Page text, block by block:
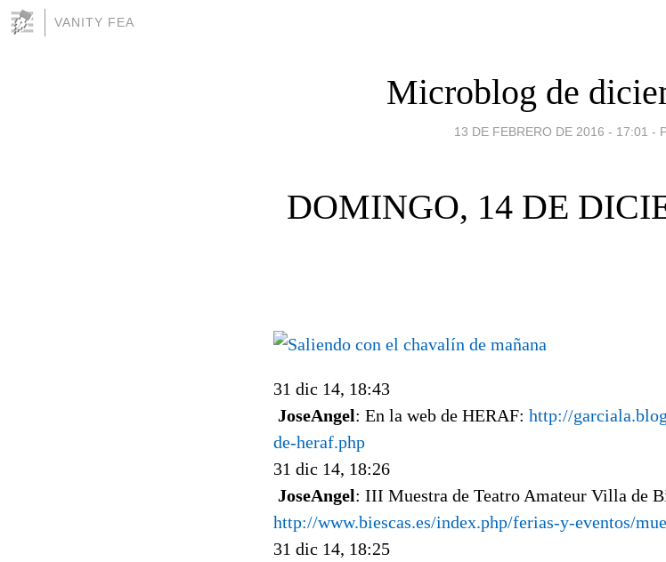
VANITY FEA
Microblog de
13 DE FEBRERO DE 2016 - 17:01 -
DOMINGO, 14 DE
31 dic 14, 18:43
JoseAngel: En la web de HERAF: http://
de-heraf.php
31 dic 14, 18:26
JoseAngel: III Muestra de Teatro Amateur Villa de
http://www.biescas.es/index.php/ferias-y-eventos/
31 dic 14, 18:25